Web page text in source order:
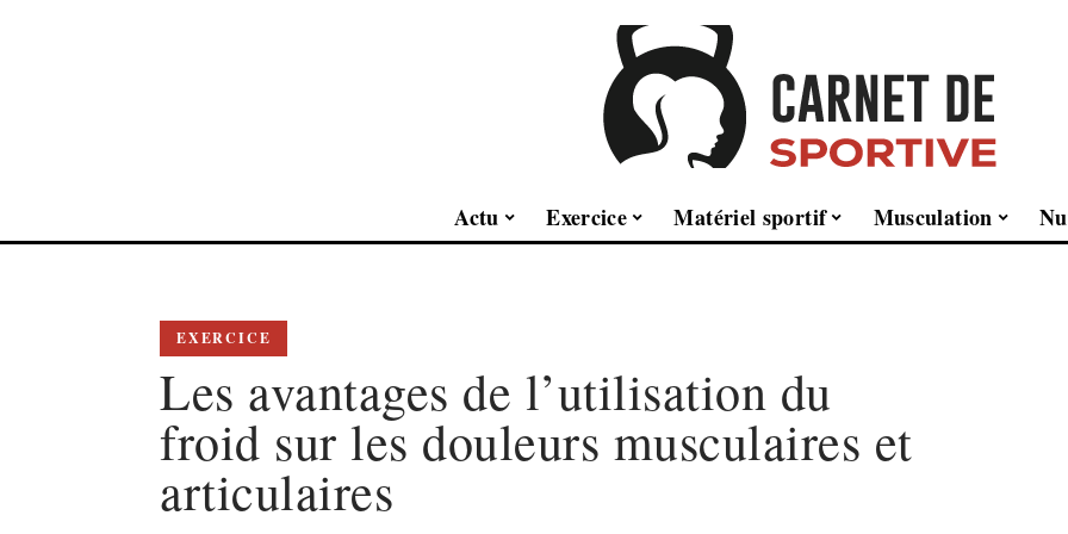
Actu Exercice Matériel sportif Musculation
EXERCICE
Les avantages de l’utilisation du
froid sur les douleurs musculaires et
articulaires